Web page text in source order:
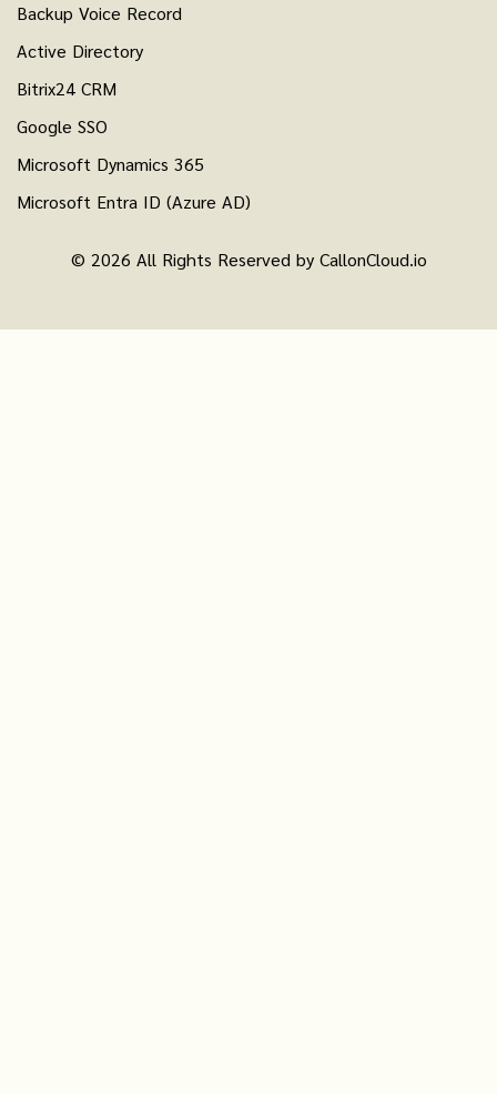
Backup Voice Record
Active Directory
Bitrix24 CRM
Google SSO
Microsoft Dynamics 365
Microsoft Entra ID (Azure AD)
© 2026 All Rights Reserved by CallonCloud.io